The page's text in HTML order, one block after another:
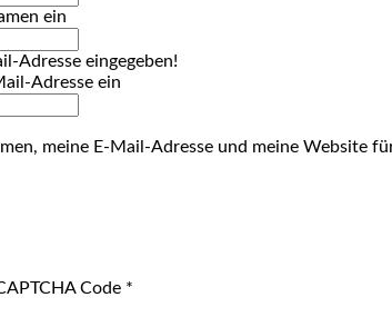
ein
Adresse eingegeben!
Adresse ein
meine E-Mail-Adresse und meine Website
Code *